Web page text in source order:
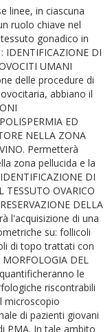
linee, in ciascuna
ruolo chiave nel
gonadico in
DI
UMANI
delle procedure di
abbiano il
ED
NELLA ZONA
Permetterà
zona pellucida e la
DI
TESSUTO OVARICO
DELLA
l'acquisizione di una
su: follicoli
di topo trattati con
DEL
le
riscontrabili
microscopio
di pazienti giovani
PMA. In tale ambito